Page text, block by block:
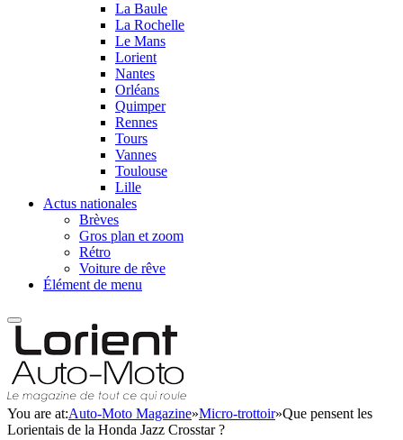
La Baule
La Rochelle
Le Mans
Lorient
Nantes
Orléans
Quimper
Rennes
Tours
Vannes
Toulouse
Lille
Actus nationales
Brèves
Gros plan et zoom
Rétro
Voiture de rêve
Élément de menu
You are at:Auto-Moto Magazine»Micro-trottoir»Que pensent les
Lorientais de la Honda Jazz Crosstar ?